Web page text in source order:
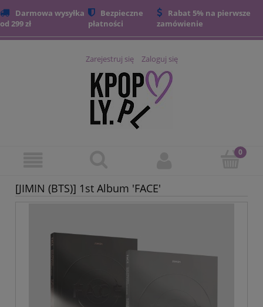
Darmowa wysyłka
od 299 zł
Bezpieczne
płatności
Rabat 5% na pierwsze
zamówienie
Zarejestruj się Zaloguj się
[JIMIN (BTS)] 1st Album 'FACE'